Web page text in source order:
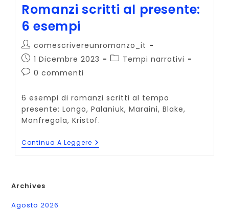
Romanzi scritti al presente:
6 esempi
Autore
dell'articolo:
comescrivereunromanzo_it
Articolo
pubblicato:
1 Dicembre 2023
Categoria
Tempi narrativi
Commenti
0 commenti
6 esempi di romanzi scritti al tempo
presente: Longo, Palaniuk, Maraini, Blake,
Monfregola, Kristof.
Continua A Leggere Romanzi
Scritti
Archives
Agosto 2026